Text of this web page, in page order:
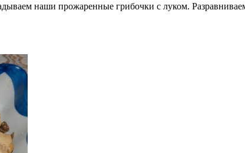
наши прожаренные грибочки с луком.